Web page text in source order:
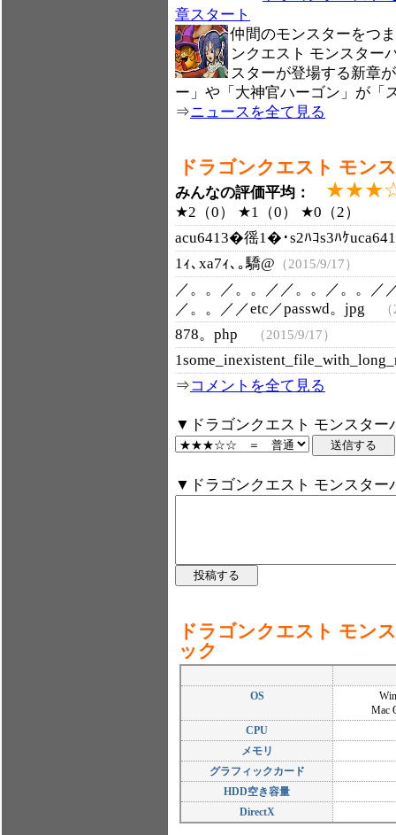
章スタート
仲間のモンスターをつ
ンクエスト モンスター
スターが登場する新章
ー」や「大神官ハーゴン」が「
⇒ニュースを全て見る
ドラゴンクエスト モン
みんなの評価平均：
★2（0） ★1（0） ★0（2）
acu6413�徭1�･s2ﾊｺs3ﾊｹ
1ｨ､xa7ｨ､｡驕@ （2015/9/17）
／。。／。。／／。。／。。／
／。。／／etc／passwd。jpg
878。php （2015/9/17）
⇒コメントを全て見る
▼ドラゴンクエスト モンスター
▼ドラゴンクエスト モンスター
ドラゴンクエスト モン
ック
OS
Mac
CPU
メモリ
グラフィックカード
HDD空き容量
DirectX